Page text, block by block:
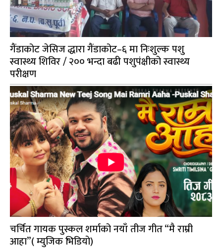
गैंडाकोट जेसिज द्धारा गैंडाकोट–६ मा निःशुल्क पशु
स्वास्थ्य शिविर / २०० भन्दा बढी पशुपंक्षीको स्वास्थ्य
परीक्षण
चर्चित गायक पुस्कल शर्माको नयाँ तीज गीत “मै राम्री
आहा”( म्युजिक भिडियो)